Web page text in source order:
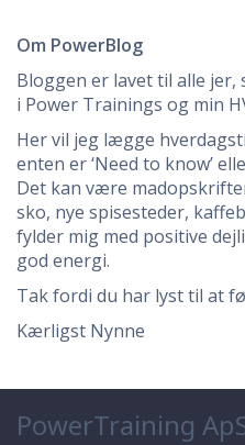
Om PowerBlog
Bloggen er lavet til alle
i Power Trainings og min
Her vil jeg lægge
enten er ‘Need to know’
Det kan være
sko, nye spisesteder,
fylder mig med positive
god energi.
Tak fordi du har lyst til at
Kærligst Nynne
PowerTraining